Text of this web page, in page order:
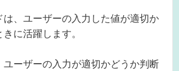
は、ユーザーの入力した値が適切か
に活躍します。
ユーザーの入力が適切かどうか判断